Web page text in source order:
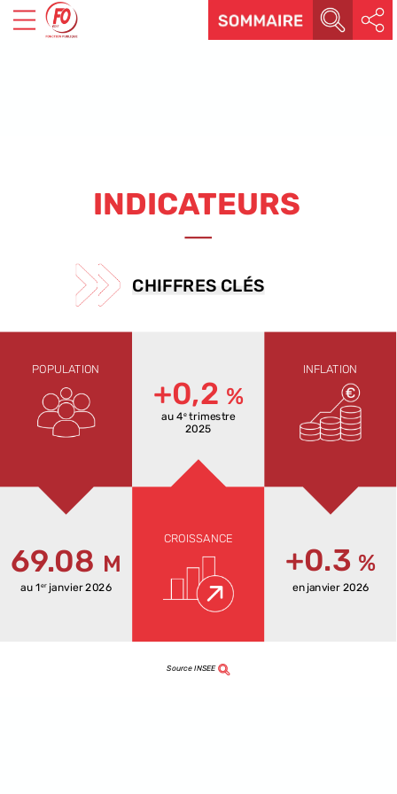
en janvier 2026
+0.3 %
au 1er janvier 2026
69.08 M
au 4e trimestre
2025
+0,2 %
Source INSEE
POPULATION
CROISSANCE
INFLATION
INDICATEURS
CHIFFRES CLÉS